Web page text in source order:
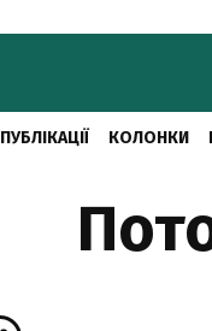
ПУБЛІКАЦІЇ КОЛОНКИ